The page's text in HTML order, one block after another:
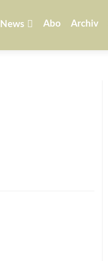
springen
News Abo Archiv